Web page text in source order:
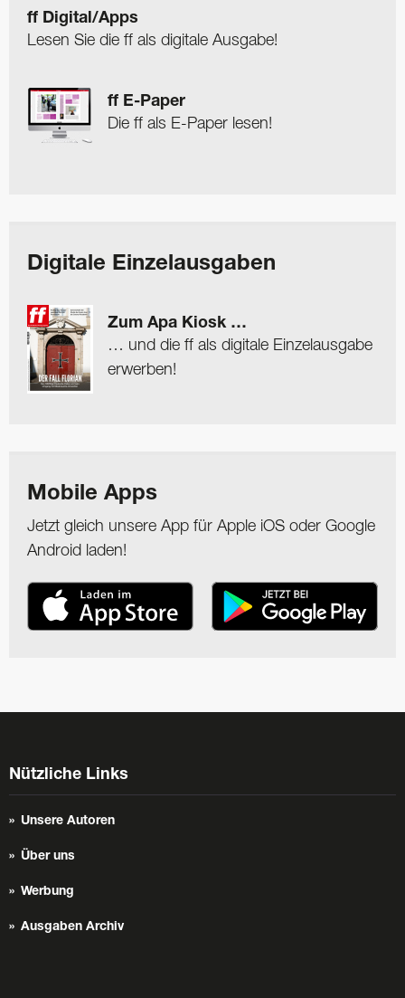
ff Digital/Apps
Lesen Sie die ff als digitale Ausgabe!
ff E-Paper
Die ff als E-Paper lesen!
Digitale Einzelausgaben
Zum Apa Kiosk …
… und die ff als digitale Einzelausgabe
erwerben!
Mobile Apps
Jetzt gleich unsere App für Apple iOS oder Google
Android laden!
Nützliche Links
Unsere Autoren
Über uns
Werbung
Ausgaben Archiv